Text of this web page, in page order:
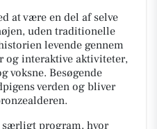
at være en del af selve
uden traditionelle
levende gennem
og interaktive aktiviteter,
voksne. Besøgende
verden og bliver
særligt program, hvor